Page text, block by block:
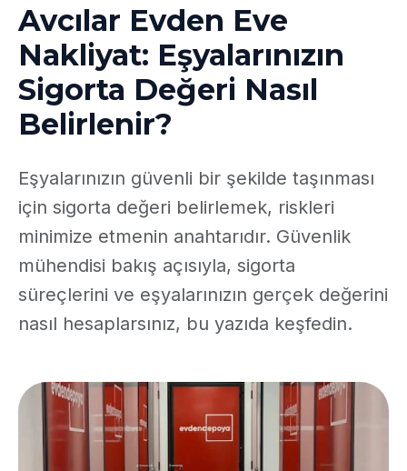
Avcılar Evden Eve
Nakliyat: Eşyalarınızın
Sigorta Değeri Nasıl
Belirlenir?
Eşyalarınızın güvenli bir şekilde taşınması
için sigorta değeri belirlemek, riskleri
minimize etmenin anahtarıdır. Güvenlik
mühendisi bakış açısıyla, sigorta
süreçlerini ve eşyalarınızın gerçek değerini
nasıl hesaplarsınız, bu yazıda keşfedin.